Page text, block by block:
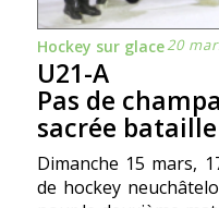
Hockey sur glace20
U21-A
Pas de
sacrée
Dimanche 15 mars,
de hockey